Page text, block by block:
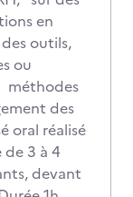
en
outils,
ou
méthodes
des
oral réalisé
3 à 4
devant